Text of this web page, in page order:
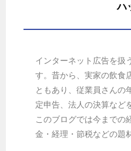
ハ
インターネット広告を扱
す。昔から、実家の飲食
ともあり、従業員さんの
定申告、法人の決算など
このブログでは今までの
金・経理・節税などの題